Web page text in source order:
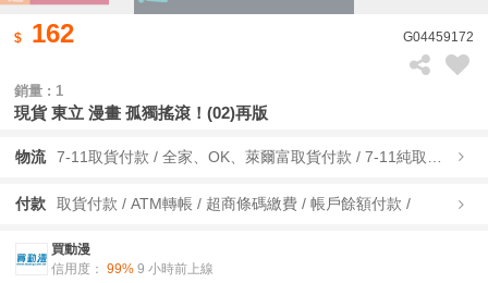
162 G04459172
銷量 : 1
現貨 東立 漫畫 孤獨搖滾！(02)再版
物流
付款 取貨付款 / ATM轉帳 / 超商條碼繳費 / 帳戶餘額付款 /
買動漫
信用度： 99% 9 小時前上線